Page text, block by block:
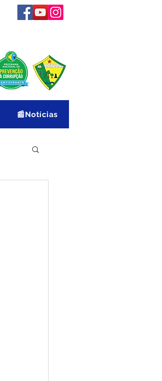
📰Notícias